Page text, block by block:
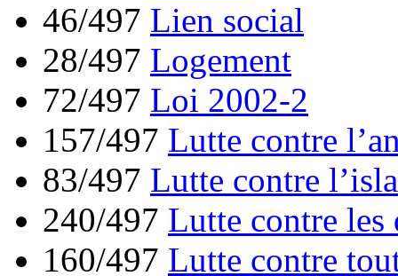
46/497 Lien social
28/497 Logement
72/497 Loi 2002-2
157/497 Lutte contre
83/497 Lutte contre
240/497 Lutte contre
160/497 Lutte contre